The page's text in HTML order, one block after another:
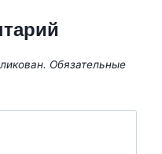
Обязательные